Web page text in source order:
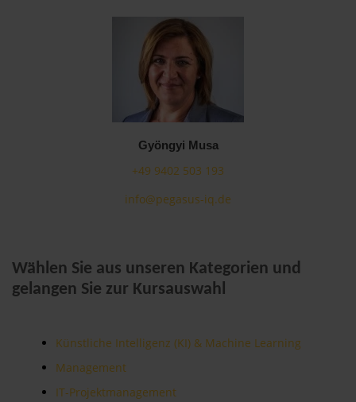
Gyöngyi Musa
+49 9402 503 193
info@pegasus-iq.de
Wählen Sie aus unseren Kategorien und
gelangen Sie zur Kursauswahl
Künstliche Intelligenz (KI) & Machine Learning
Management
IT-Projektmanagement